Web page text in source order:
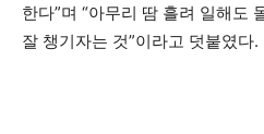
한다”며 “아무리 땀 흘려 일해도
잘 챙기자는 것”이라고 덧붙였다.